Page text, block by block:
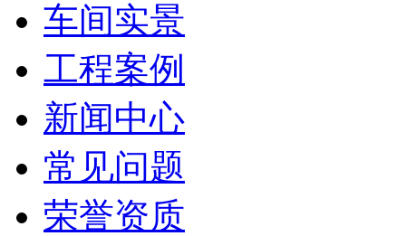
车间实景
工程案例
新闻中心
常见问题
荣誉资质